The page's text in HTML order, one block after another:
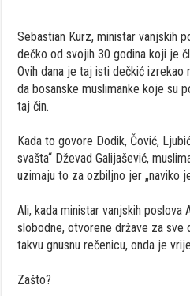
Sebastian Kurz, ministar vanjskih
dečko od svojih 30 godina koji je
Ovih dana je taj isti dečkić izrekao
da bosanske muslimanke koje su
taj čin.
Kada to govore Dodik, Čović,
svašta“ Dževad Galijašević,
uzimaju to za ozbiljno jer „naviko
Ali, kada ministar vanjskih poslova
slobodne, otvorene države za sve
takvu gnusnu rečenicu, onda je
Zašto?